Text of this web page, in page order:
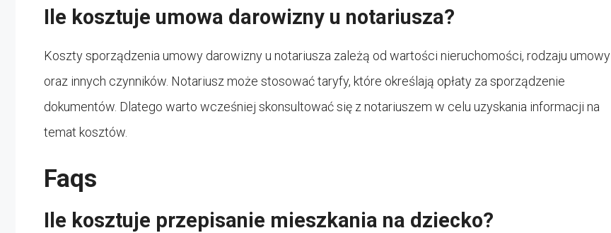
Ile kosztuje umowa darowizny u notariusza?
Koszty sporządzenia umowy darowizny u notariusza zależą od wartości nieruchomości, rodzaju umowy
oraz innych czynników. Notariusz może stosować taryfy, które określają opłaty za sporządzenie
dokumentów. Dlatego warto wcześniej skonsultować się z notariuszem w celu uzyskania informacji na
temat kosztów.
Faqs
Ile kosztuje przepisanie mieszkania na dziecko?